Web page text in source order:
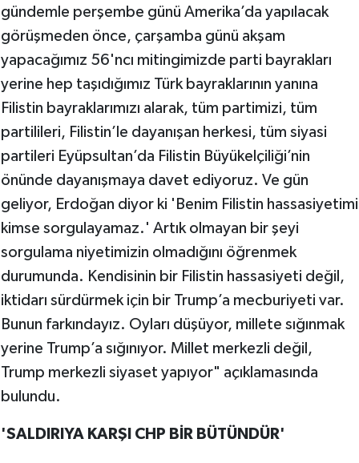
gündemle perşembe günü Amerika’da yapılacak
görüşmeden önce, çarşamba günü akşam
yapacağımız 56'ncı mitingimizde parti bayrakları
yerine hep taşıdığımız Türk bayraklarının yanına
Filistin bayraklarımızı alarak, tüm partimizi, tüm
partilileri, Filistin’le dayanışan herkesi, tüm siyasi
partileri Eyüpsultan’da Filistin Büyükelçiliği’nin
önünde dayanışmaya davet ediyoruz. Ve gün
geliyor, Erdoğan diyor ki 'Benim Filistin hassasiyetimi
kimse sorgulayamaz.' Artık olmayan bir şeyi
sorgulama niyetimizin olmadığını öğrenmek
durumunda. Kendisinin bir Filistin hassasiyeti değil,
iktidarı sürdürmek için bir Trump’a mecburiyeti var.
Bunun farkındayız. Oyları düşüyor, millete sığınmak
yerine Trump’a sığınıyor. Millet merkezli değil,
Trump merkezli siyaset yapıyor" açıklamasında
bulundu.
'SALDIRIYA KARŞI CHP BİR BÜTÜNDÜR'